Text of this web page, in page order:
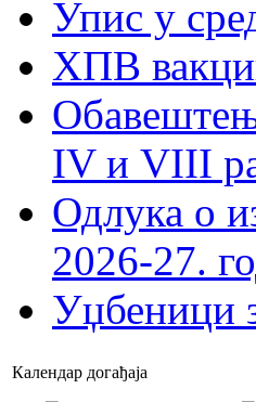
Упис у
ХПВ
IV и VIII
Одлука о
2026-27.
Уџбеници
Календар догађаја